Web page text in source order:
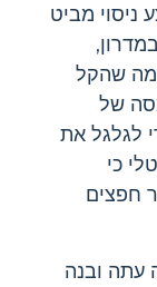
מביט
מה שהקל
של
לגלגל את
כי
חפצים
עתה ובנה